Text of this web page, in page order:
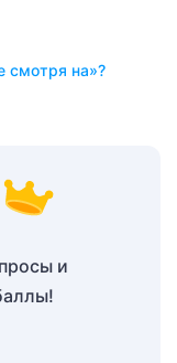
смотря на»?
и